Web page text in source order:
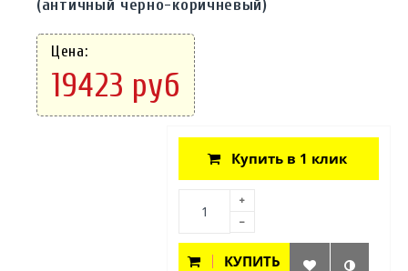
(античный черно-коричневый)
Цена:
19423 руб
Купить в 1 клик
КУПИТЬ